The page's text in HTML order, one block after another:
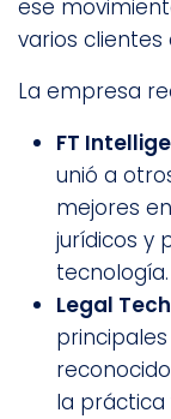
ese
varios clientes
La empresa
FT
unió a
mejores
jurídicos y
tecnología.
Legal
la práctica